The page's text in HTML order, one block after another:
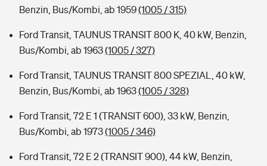
Benzin, Bus/Kombi, ab 1959(1005 / 315)
Ford Transit, TAUNUS TRANSIT 800 K, 40 kW, Benzin,
Bus/Kombi, ab 1963(1005 / 327)
Ford Transit, TAUNUS TRANSIT 800 SPEZIAL, 40 kW,
Benzin, Bus/Kombi, ab 1963(1005 / 328)
Ford Transit, 72 E 1 (TRANSIT 600), 33 kW, Benzin,
Bus/Kombi, ab 1973(1005 / 346)
Ford Transit, 72 E 2 (TRANSIT 900), 44 kW, Benzin,